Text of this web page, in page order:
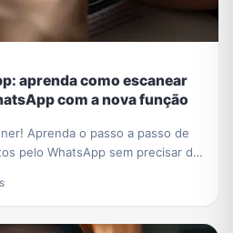
aprenda como escanear
com a nova função
Aprenda o passo a passo de
pelo WhatsApp sem precisar de